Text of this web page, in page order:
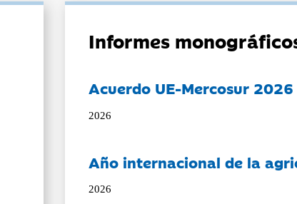
Informes
Acuerdo UE-Mercosur 2026
2026
Año internacional de la
2026